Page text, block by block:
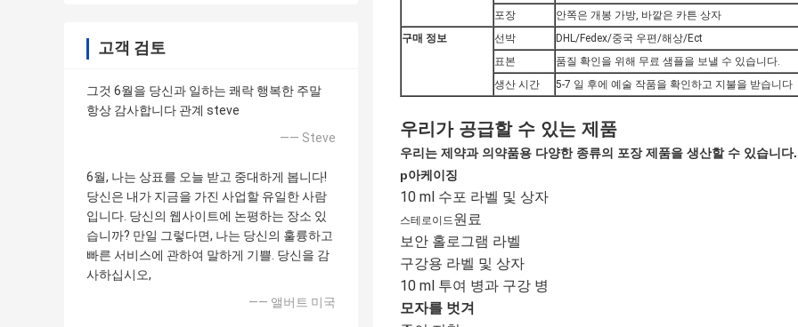
고객 검토
그것 6월을 당신과 일하는 쾌락 행복한 주말
항상 감사합니다 관계 steve
—— Steve
6월, 나는 상표를 오늘 받고 중대하게 봅니다!
당신은 내가 지금을 가진 사업할 유일한 사람
입니다. 당신의 웹사이트에 논평하는 장소 있
습니까? 만일 그렇다면, 나는 당신의 훌륭하고
빠른 서비스에 관하여 말하게 기쁠. 당신을 감
사하십시오,
—— 앨버트 미국
포장
안쪽은 개봉 가방, 바깥은 카튼 상자
구매 정보
선박
DHL/Fedex/중국 우편/해상/Ect
표본
품질 확인을 위해 무료 샘플을 보낼 수 있습니다.
생산 시간
5-7 일 후에 예술 작품을 확인하고 지불을 받습니다
우리가 공급할 수 있는 제품
우리는 제약과 의약품용 다양한 종류의 포장 제품을 생산할 수 있습니다.
p아케이징
10 ml 수포 라벨 및 상자
스테로이드원료
보안 홀로그램 라벨
구강용 라벨 및 상자
10 ml 투여 병과 구강 병
모자를 벗겨